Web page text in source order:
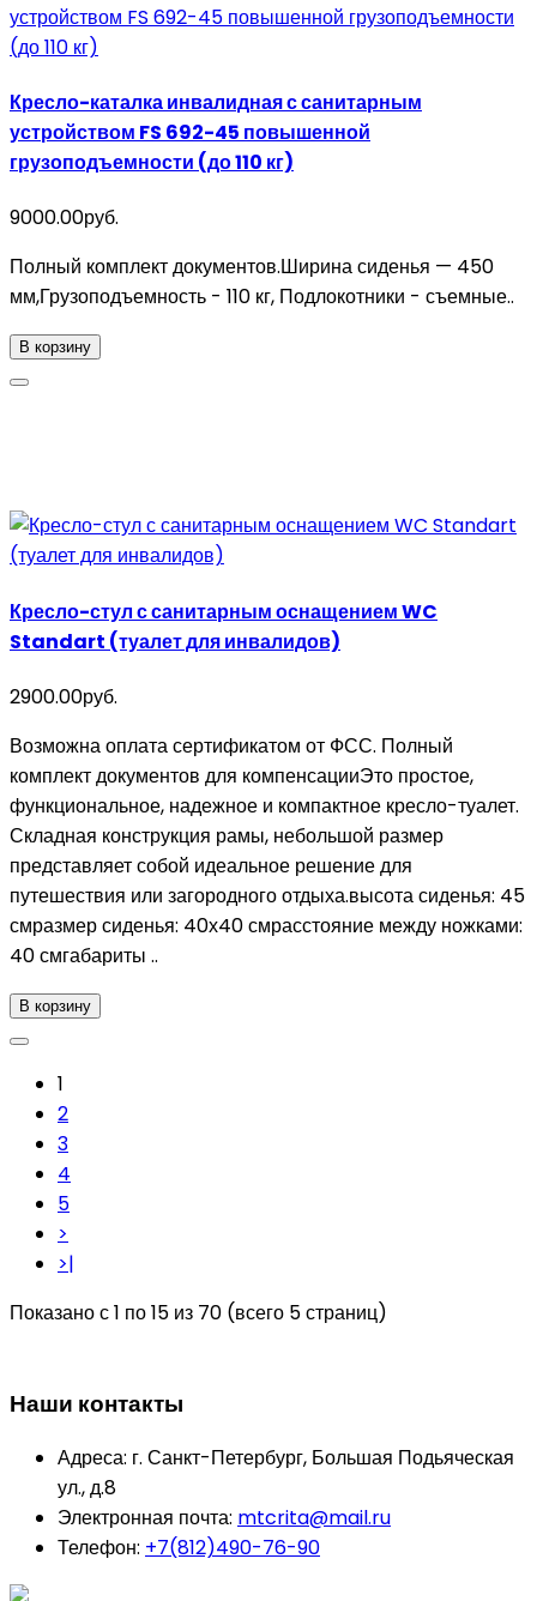
Кресло-каталка инвалидная с санитарным
устройством FS 692-45 повышенной
грузоподъемности (до 110 кг)
9000.00руб.
Полный комплект документов.Ширина сиденья — 450
мм,Грузоподъемность - 110 кг, Подлокотники - съемные..
В корзину
Кресло-стул с санитарным оснащением WC
Standart (туалет для инвалидов)
2900.00руб.
Возможна оплата сертификатом от ФСС. Полный
комплект документов для компенсацииЭто простое,
функциональное, надежное и компактное кресло-туалет.
Складная конструкция рамы, небольшой размер
представляет собой идеальное решение для
путешествия или загородного отдыха.высота сиденья: 45
смразмер сиденья: 40х40 смрасстояние между ножками:
40 смгабариты ..
В корзину
1
2
3
4
5
>
>|
Показано с 1 по 15 из 70 (всего 5 страниц)
Наши контакты
Адреса: г. Санкт-Петербург, Большая Подьяческая
ул., д.8
Электронная почта: mtcrita@mail.ru
Телефон: +7(812)490-76-90